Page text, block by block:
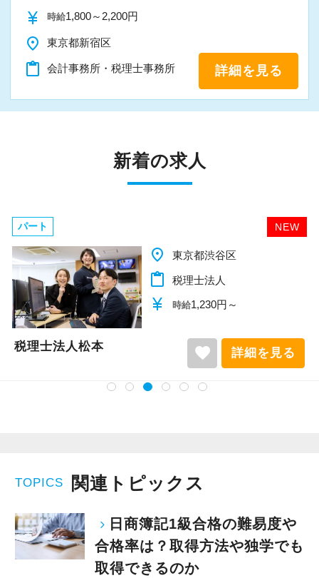
currency_yen 時給1,800～2,200円
place 東京都新宿区
content_paste 会計事務所・税理士事務所 詳細を見る
新着の求人
NEW
パート
place 千葉県柏市
content_paste 税理士法人
currency_yen 時給1,140円～
税理士法人松本 favorite 詳細を見る
TOPICS 関連トピックス
日商簿記1級合格の難易度や
合格率は？取得方法や独学でも
取得できるのか